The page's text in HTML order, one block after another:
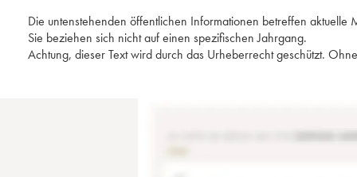
Die untenstehenden öffentlichen Informationen betreffen aktuelle
Sie beziehen sich nicht auf einen spezifischen Jahrgang.
Achtung, dieser Text wird durch das Urheberrecht geschützt.